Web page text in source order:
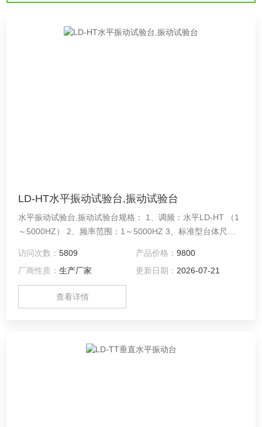
LD-HT水平振动试验台,振动试验台
水平振动试验台,振动试验台规格： 1、调频：水平LD-HT （1
～5000HZ） 2、频率范围：1～5000HZ 3、标准型台体尺寸
访问次数：5809 产品价格： 9800
厂商性质：生产厂家 更新日期： 2026-07-21
查看详情